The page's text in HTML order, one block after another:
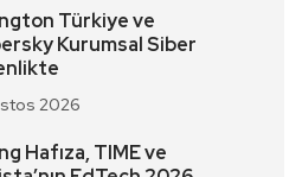
Türkiye ve
Kurumsal Siber
2026
Hafıza, TIME ve